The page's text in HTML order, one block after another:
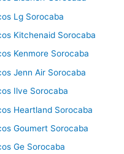
Lg Sorocaba
Kitchenaid Sorocaba
Kenmore Sorocaba
Jenn Air Sorocaba
Ilve Sorocaba
Heartland Sorocaba
Goumert Sorocaba
Ge Sorocaba